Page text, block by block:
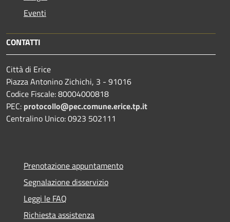
Eventi
CONTATTI
Città di Erice
Piazza Antonino Zichichi, 3 - 91016
Codice Fiscale: 80004000818
PEC: protocollo@pec.comune.erice.tp.it
Centralino Unico: 0923 502111
Prenotazione appuntamento
Segnalazione disservizio
Leggi le FAQ
Richiesta assistenza